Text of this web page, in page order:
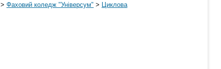
> Фаховий коледж "Універсум" >
Циклова